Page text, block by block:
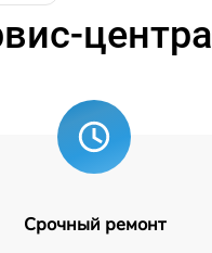
центра
Срочный ремонт